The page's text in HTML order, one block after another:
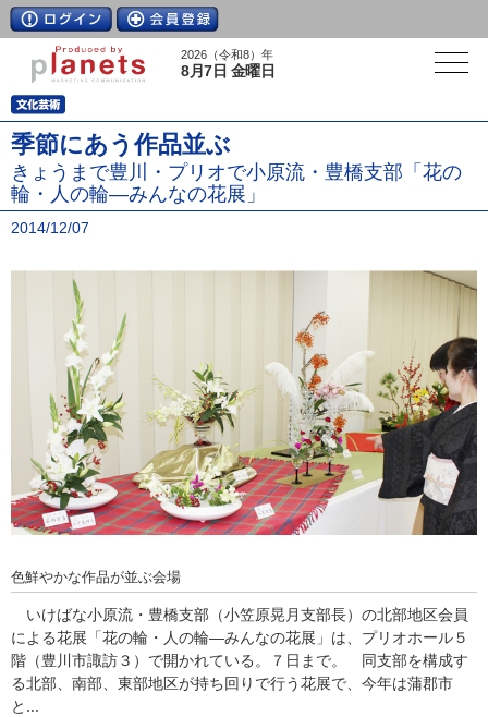
2026（令和8）年
8月7日 金曜日
季節にあう作品並ぶ
きょうまで豊川・プリオで小原流・豊橋支部「花の
輪・人の輪―みんなの花展」
2014/12/07
色鮮やかな作品が並ぶ会場
いけばな小原流・豊橋支部（小笠原晃月支部長）の北部地区会員
による花展「花の輪・人の輪―みんなの花展」は、プリオホール５
階（豊川市諏訪３）で開かれている。７日まで。 同支部を構成す
る北部、南部、東部地区が持ち回りで行う花展で、今年は蒲郡市
と...